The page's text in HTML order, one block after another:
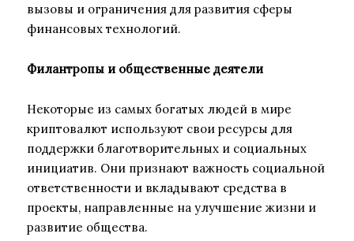
вызовы и ограничения для развития сферы
финансовых технологий.
Филантропы и общественные деятели
Некоторые из самых богатых людей в мире
криптовалют используют свои ресурсы для
поддержки благотворительных и социальных
инициатив. Они признают важность социальной
ответственности и вкладывают средства в
проекты, направленные на улучшение жизни и
развитие общества.